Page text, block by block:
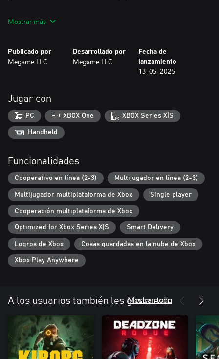
cuerpo a cuerpo, habilidades especiales o disparos a larga
CyberCorp es justo lo que estás buscando.
tecnología única y peligrosa, una cápsula de combate controlada
a distancia.
¿Estás listo para tomar tu arma y devolver el orden a las calles de
la ciudad?
Mostrar más
Publicado por
Megame LLC
Desarrollado por
Megame LLC
Fecha de
lanzamiento
13-05-2025
Jugar con
PC XBOX One XBOX Series X|S
Handheld
Funcionalidades
Cooperativo en línea (2-3) Multijugador en línea (2-3)
Multijugador multiplataforma de Xbox Single player
Cooperación multiplataforma de Xbox
Optimized for Xbox Series X|S Smart Delivery
Logros de Xbox Cosas guardadas en la nube de Xbox
Xbox Play Anywhere
A los usuarios también les gusta esto
Mostrar todo